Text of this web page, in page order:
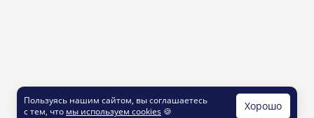
Пользуясь нашим сайтом, вы соглашаетесь
с тем, что мы используем cookies 🍪 Хорошо